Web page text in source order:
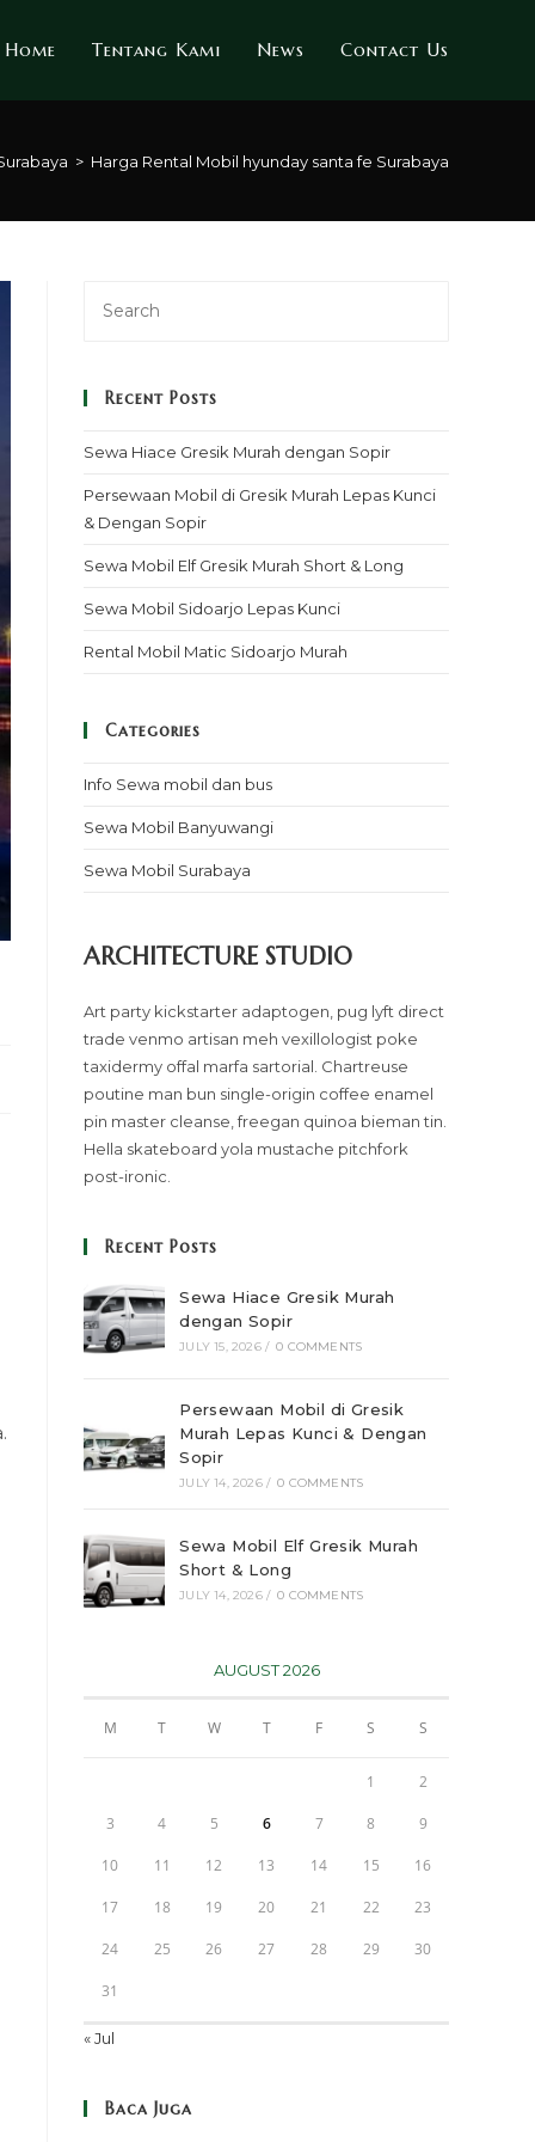
Home Tentang Kami News Contact Us
> Harga Rental Mobil hyunday santa fe Surabaya
Recent Posts
Sewa Hiace Gresik Murah dengan Sopir
Persewaan Mobil di Gresik Murah Lepas Kunci
& Dengan Sopir
Sewa Mobil Elf Gresik Murah Short & Long
Sewa Mobil Sidoarjo Lepas Kunci
Rental Mobil Matic Sidoarjo Murah
Categories
Info Sewa mobil dan bus
Sewa Mobil Banyuwangi
Sewa Mobil Surabaya
ARCHITECTURE STUDIO
Art party kickstarter adaptogen, pug lyft direct
trade venmo artisan meh vexillologist poke
taxidermy offal marfa sartorial. Chartreuse
poutine man bun single-origin coffee enamel
pin master cleanse, freegan quinoa bieman tin.
Hella skateboard yola mustache pitchfork
post-ironic.
Recent Posts
Sewa Hiace Gresik Murah
dengan Sopir
JULY 15, 2026 / 0 COMMENTS
Persewaan Mobil di Gresik
Murah Lepas Kunci & Dengan
Sopir
JULY 14, 2026 / 0 COMMENTS
Sewa Mobil Elf Gresik Murah
Short & Long
JULY 14, 2026 / 0 COMMENTS
AUGUST 2026
M T W T F S S
1 2
3 4 5 6 7 8 9
10 11 12 13 14 15 16
17 18 19 20 21 22 23
24 25 26 27 28 29 30
31
« Jul
Baca Juga